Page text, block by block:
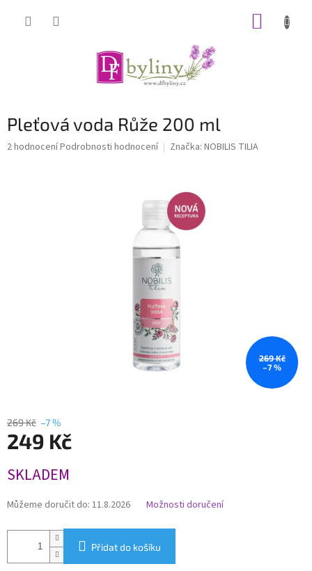
Pleťová voda Růže 200 ml
Průměrné
2 hodnoceníPodrobnosti hodnocení Značka: NOBILIS TILIA
269 Kč
–7 %
269 Kč –7 %
249 Kč
cena:
SKLADEM
Můžeme doručit do: 11.8.2026 Možnosti doručení
Přidat do košíku